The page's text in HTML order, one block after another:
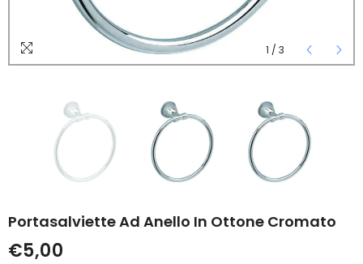
1 / 3
Portasalviette Ad Anello In Ottone Cromato
€5,00